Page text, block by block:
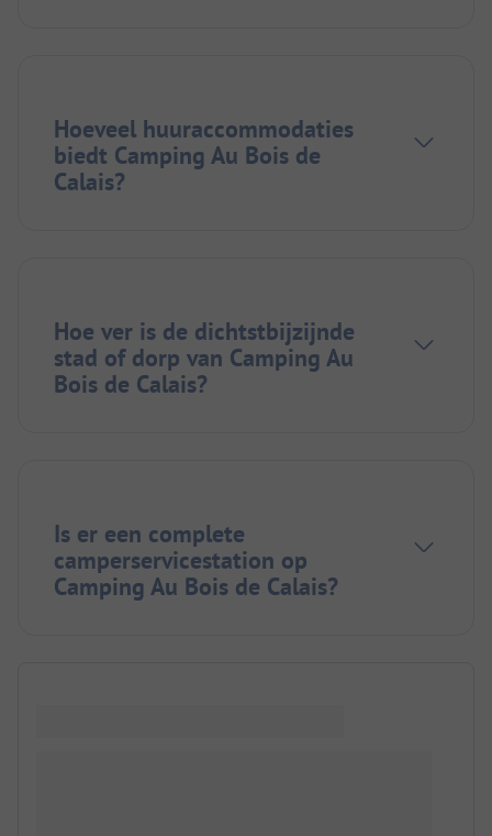
Hoeveel huuraccommodaties
biedt Camping Au Bois de
Calais?
Hoe ver is de dichtstbijzijnde
stad of dorp van Camping Au
Bois de Calais?
Is er een complete
camperservicestation op
Camping Au Bois de Calais?